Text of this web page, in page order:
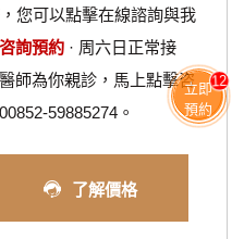
您可以點擊在線諮詢與我
咨詢預約· ‎周六日正常接
師為你親診，馬上點擊咨
59885274。
了解價格
立即
預約
12